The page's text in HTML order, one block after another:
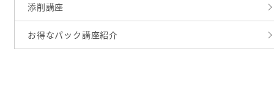
添削講座
お得なパック講座紹介